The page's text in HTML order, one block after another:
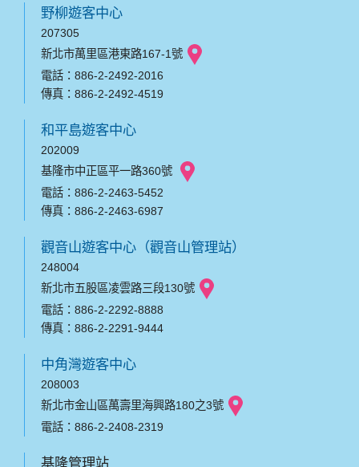
野柳遊客中心
207305
新北市萬里區港東路167-1號
電話：886-2-2492-2016
傳真：886-2-2492-4519
和平島遊客中心
202009
基隆市中正區平一路360號
電話：886-2-2463-5452
傳真：886-2-2463-6987
觀音山遊客中心（觀音山管理站）
248004
新北市五股區凌雲路三段130號
電話：886-2-2292-8888
傳真：886-2-2291-9444
中角灣遊客中心
208003
新北市金山區萬壽里海興路180之3號
電話：886-2-2408-2319
基隆管理站